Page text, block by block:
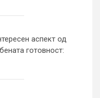
аспект од
готовност: